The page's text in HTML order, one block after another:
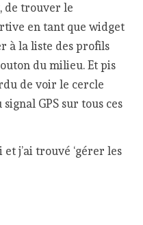
de trouver le
en tant que widget
à la liste des profils
du milieu. Et pis
de voir le cercle
GPS sur tous ces
et j’ai trouvé ‘gérer les